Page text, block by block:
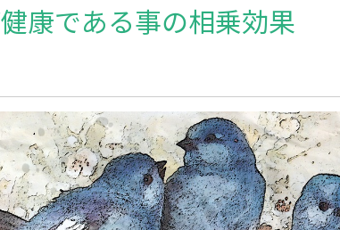
康である事の相乗効果